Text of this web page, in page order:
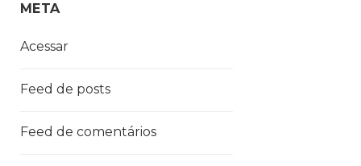
META
Acessar
Feed de posts
Feed de comentários